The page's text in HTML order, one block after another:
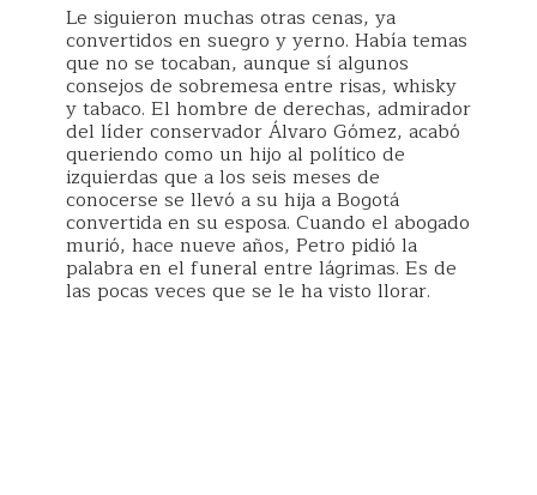
Le siguieron muchas otras cenas, ya
convertidos en suegro y yerno. Había temas
que no se tocaban, aunque sí algunos
consejos de sobremesa entre risas, whisky
y tabaco. El hombre de derechas, admirador
del líder conservador Álvaro Gómez, acabó
queriendo como un hijo al político de
izquierdas que a los seis meses de
conocerse se llevó a su hija a Bogotá
convertida en su esposa. Cuando el abogado
murió, hace nueve años, Petro pidió la
palabra en el funeral entre lágrimas. Es de
las pocas veces que se le ha visto llorar.